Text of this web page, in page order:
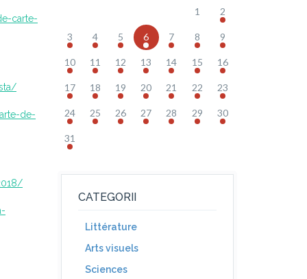
carte-
de-
1 2
3 4 5 6 7 8 9
10 11 12 13 14 15 16
17 18 19 20 21 22 23
24 25 26 27 28 29 30
31
CATEGORII
Littérature
Arts visuels
Sciences